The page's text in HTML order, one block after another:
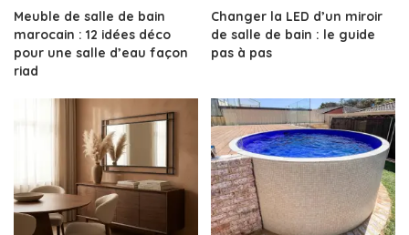
Meuble de salle de bain
marocain : 12 idées déco
pour une salle d’eau façon
riad
Changer la LED d’un miroir
de salle de bain : le guide
pas à pas